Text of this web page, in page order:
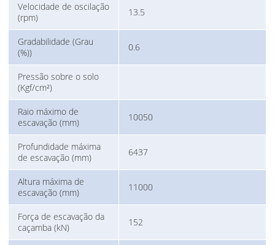
Velocidade de oscilação
(rpm)
13.5
Gradabilidade (Grau
(%))
0.6
Pressão sobre o solo
(Kgf/cm²)
Raio máximo de
escavação (mm)
10050
Profundidade máxima
de escavação (mm)
6437
Altura máxima de
escavação (mm)
11000
Força de escavação da
caçamba (kN)
152